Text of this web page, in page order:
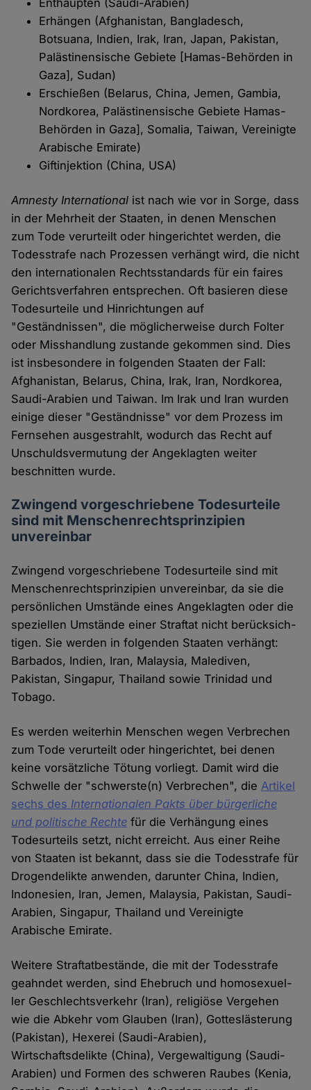
Enthaupten (Saudi-Arabien)
Erhängen (Afghanistan, Bangladesch,
Botsuana, Indien, Irak, Iran, Japan, Pakistan,
Palästinen­sische Gebiete [Hamas-Behörden in
Gaza], Sudan)
Erschießen (Belarus, China, Jemen, Gambia,
Nordkorea, Palästinensische Gebiete Hamas-
Behör­den in Gaza], Somalia, Taiwan, Vereinigte
Arabische Emirate)
Giftinjektion (China, USA)
Amnesty International ist nach wie vor in Sorge, dass
in der Mehrheit der Staaten, in de­nen Menschen
zum Tode verurteilt oder hingerichtet werden, die
Todesstrafe nach Prozes­sen verhängt wird, die nicht
den internationalen Rechtsstandards für ein faires
Gerichtsverfah­ren entsprechen. Oft basieren diese
Todesurteile und Hinrichtungen auf
"Geständnissen", die möglicherweise durch Folter
oder Misshand­lung zustande gekommen sind. Dies
ist insbesondere in folgenden Staaten der Fall:
Afghanistan, Be­la­rus, China, Irak, Iran, Nordko­rea,
Saudi-Arabien und Taiwan. Im Irak und Iran wurden
einige dieser "Geständnisse" vor dem Prozess im
Fernsehen ausgestrahlt, wodurch das Recht auf
Unschuldsvermu­tung der Angeklagten weiter
beschnitten wurde.
Zwingend vorgeschriebene Todesurteile
sind mit Menschenrechtsprinzipien
unvereinbar
Zwingend vorgeschriebene Todesurteile sind mit
Menschenrechtsprinzipien unvereinbar, da sie die
persönlichen Umstände eines Angeklagten oder die
speziellen Umstände einer Straftat nicht berücksich­
tigen. Sie werden in folgenden Staaten verhängt:
Barbados, Indien, Iran, Malaysia, Malediven,
Pakistan, Singapur, Thailand sowie Trinidad und
Tobago.
Es werden weiterhin Menschen wegen Verbrechen
zum Tode verurteilt oder hingerichtet, bei denen
keine vorsätzliche Tötung vorliegt. Damit wird die
Schwelle der "schwerste(n) Verbrechen", dieArti­kel
sechs des Internationalen Pakts über bürgerliche
und politische Rechte für die Verhängung eines
Todesurteils setzt, nicht erreicht. Aus einer Reihe
von Staaten ist bekannt, dass sie die Todesstrafe für
Drogendelikte anwenden, darunter China, Indien,
Indonesien, Iran, Jemen, Malaysia, Pakistan, Saudi-
Ara­bien, Singapur, Thailand und Vereinigte
Arabische Emirate.
Weitere Straftatbestände, die mit der Todesstrafe
geahndet werden, sind Ehebruch und homo­sexuel­
ler Geschlechtsverkehr (Iran), religiöse Vergehen
wie die Abkehr vom Glauben (Iran), Gottesläste­rung
(Pakistan), Hexerei (Saudi-Arabien),
Wirtschaftsdelikte (China), Vergewaltigung (Saudi-
Arabien) und Formen des schweren Raubes (Kenia,